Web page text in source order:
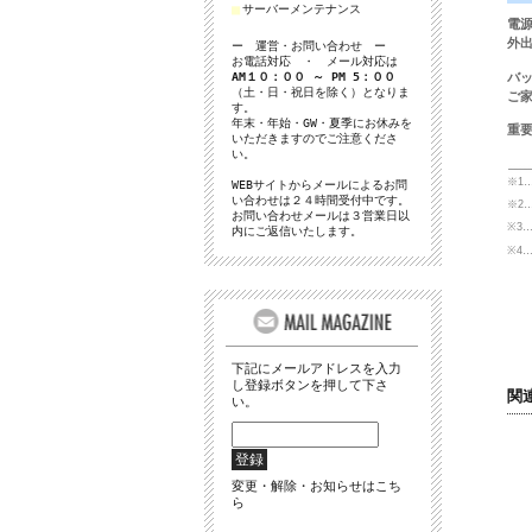
関
■サーバーメンテナンス
ー 運営・お問い合わせ ー
お電話対応 ・ メール対応は
AM１０：００ ～ PM 5：００
（土・日・祝日を除く）となりま
す。
年末・年始・GW・夏季にお休みを
いただきますのでご注意くださ
い。
WEBサイトからメールによるお問
い合わせは２４時間受付中です。
お問い合わせメールは３営業日以
内にご返信いたします。
下記にメールアドレスを入力
し登録ボタンを押して下さ
い。
変更・解除・お知らせはこち
ら